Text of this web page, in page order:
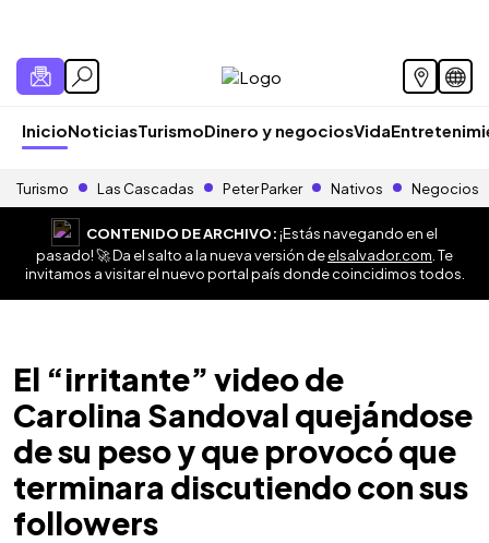
InicioNoticiasTurismoDinero y negociosVida
Turismo Las Cascadas Peter Parker Nativos Negocios
CONTENIDO DE ARCHIVO:¡Estás navegando en el
pasado! 🚀 Da el salto a la nueva versión deelsalvador.com . Te
invitamos a visitar el nuevo portal país donde coincidimos todos.
El “irritante” video de
Carolina Sandoval quejándose
de su peso y que provocó que
terminara discutiendo con sus
followers